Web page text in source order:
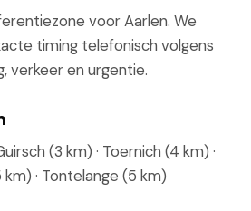
voor Aarlen. We
timing telefonisch volgens
verkeer en urgentie.
(3 km) · Toernich (4 km) ·
km) · Tontelange (5 km)